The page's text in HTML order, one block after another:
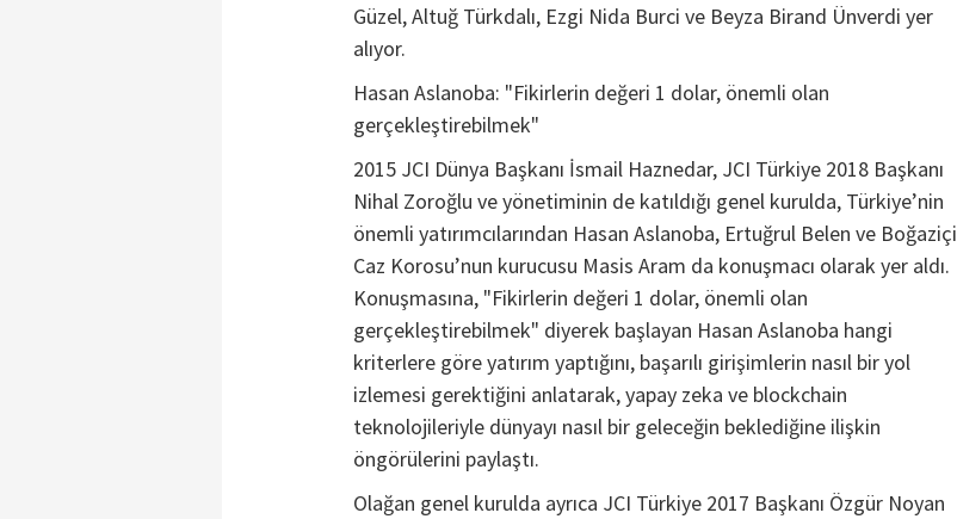
Güzel, Altuğ Türkdalı, Ezgi Nida Burci ve Beyza Birand Ünverdi yer
alıyor.
Hasan Aslanoba: "Fikirlerin değeri 1 dolar, önemli olan
gerçekleştirebilmek"
2015 JCI Dünya Başkanı İsmail Haznedar, JCI Türkiye 2018 Başkanı
Nihal Zoroğlu ve yönetiminin de katıldığı genel kurulda, Türkiye’nin
önemli yatırımcılarından Hasan Aslanoba, Ertuğrul Belen ve Boğaziçi
Caz Korosu’nun kurucusu Masis Aram da konuşmacı olarak yer aldı.
Konuşmasına, "Fikirlerin değeri 1 dolar, önemli olan
gerçekleştirebilmek" diyerek başlayan Hasan Aslanoba hangi
kriterlere göre yatırım yaptığını, başarılı girişimlerin nasıl bir yol
izlemesi gerektiğini anlatarak, yapay zeka ve blockchain
teknolojileriyle dünyayı nasıl bir geleceğin beklediğine ilişkin
öngörülerini paylaştı.
Olağan genel kurulda ayrıca JCI Türkiye 2017 Başkanı Özgür Noyan